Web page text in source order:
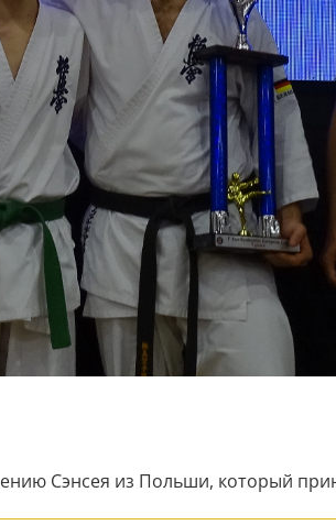
Сэнсея из Польши, который